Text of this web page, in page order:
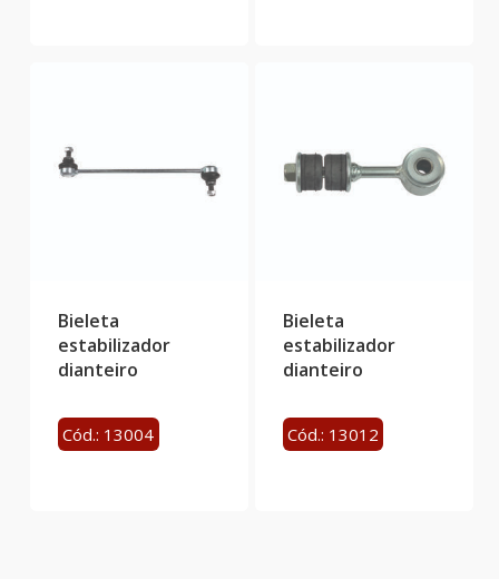
Bieleta
estabilizador
dianteiro
Cód.: 13004
Bieleta
estabilizador
dianteiro
Cód.: 13012